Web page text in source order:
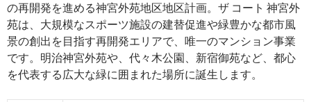
の再開発を進める神宮外苑地区地区計画。ザ コート 神宮外
苑は、大規模なスポーツ施設の建替促進や緑豊かな都市風
景の創出を目指す再開発エリアで、唯一のマンション事業
です。明治神宮外苑や、代々木公園、新宿御苑など、都心
を代表する広大な緑に囲まれた場所に誕生します。